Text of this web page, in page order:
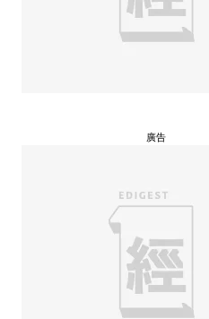
廣告